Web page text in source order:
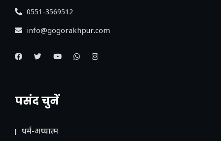
0551-3569512
info@gogorakhpur.com
पसंद चुनें
धर्म-अध्यात्म